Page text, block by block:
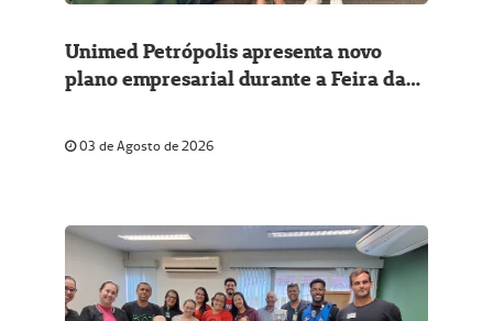
Unimed Petrópolis apresenta novo
plano empresarial durante a Feira da
03 de Agosto de 2026